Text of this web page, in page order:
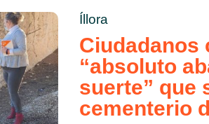
Íllora
Ciudadanos
“absoluto
suerte” que
cementerio